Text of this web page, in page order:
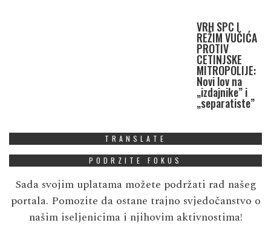
VRH SPC I
REŽIM VUČIĆA
PROTIV
CETINJSKE
MITROPOLIJE:
Novi lov na
„izdajnike” i
„separatiste”
TRANSLATE
PODRZITE FOKUS
Sada svojim uplatama možete podržati rad našeg
portala. Pomozite da ostane trajno svjedočanstvo o
našim iseljenicima i njihovim aktivnostima!